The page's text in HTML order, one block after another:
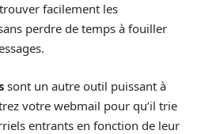
facilement les
perdre de temps à fouiller
sont un autre outil puissant à
votre webmail pour qu’il trie
entrants en fonction de leur